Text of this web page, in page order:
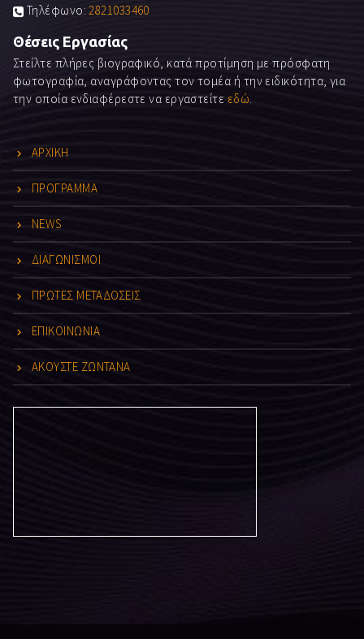
Τηλέφωνο:2821033460
Θέσεις Εργασίας
Στείλτε πλήρες βιογραφικό, κατά προτίμηση με πρόσφατη
φωτογραφία, αναγράφοντας τον τομέα ή την ειδικότητα, για
την οποία ενδιαφέρεστε να εργαστείτε εδώ.
ΑΡΧΙΚΗ
ΠΡΟΓΡΑΜΜΑ
NEWS
ΔΙΑΓΩΝΙΣΜΟΙ
ΠΡΩΤΕΣ ΜΕΤΑΔΟΣΕΙΣ
ΕΠΙΚΟΙΝΩΝΙΑ
ΑΚΟΥΣΤΕ ΖΩΝΤΑΝΑ